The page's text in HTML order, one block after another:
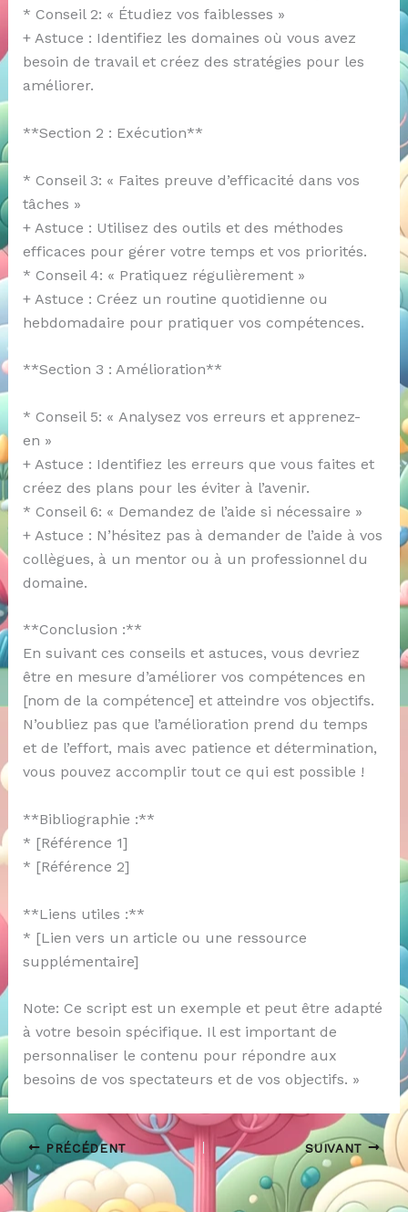
* Conseil 2: « Étudiez vos faiblesses »
+ Astuce : Identifiez les domaines où vous avez
besoin de travail et créez des stratégies pour les
améliorer.
**Section 2 : Exécution**
* Conseil 3: « Faites preuve d’efficacité dans vos
tâches »
+ Astuce : Utilisez des outils et des méthodes
efficaces pour gérer votre temps et vos priorités.
* Conseil 4: « Pratiquez régulièrement »
+ Astuce : Créez un routine quotidienne ou
hebdomadaire pour pratiquer vos compétences.
**Section 3 : Amélioration**
* Conseil 5: « Analysez vos erreurs et apprenez-
en »
+ Astuce : Identifiez les erreurs que vous faites et
créez des plans pour les éviter à l’avenir.
* Conseil 6: « Demandez de l’aide si nécessaire »
+ Astuce : N’hésitez pas à demander de l’aide à vos
collègues, à un mentor ou à un professionnel du
domaine.
**Conclusion :**
En suivant ces conseils et astuces, vous devriez
être en mesure d’améliorer vos compétences en
[nom de la compétence] et atteindre vos objectifs.
N’oubliez pas que l’amélioration prend du temps
et de l’effort, mais avec patience et détermination,
vous pouvez accomplir tout ce qui est possible !
**Bibliographie :**
* [Référence 1]
* [Référence 2]
**Liens utiles :**
* [Lien vers un article ou une ressource
supplémentaire]
Note: Ce script est un exemple et peut être adapté
à votre besoin spécifique. Il est important de
personnaliser le contenu pour répondre aux
besoins de vos spectateurs et de vos objectifs. »
PRÉCÉDENT SUIVANT